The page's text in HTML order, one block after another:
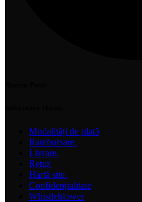
Modalități de plată
Rambursare.
Livrare.
Retur.
Hartă site.
Confidențialitate
Whistleblower